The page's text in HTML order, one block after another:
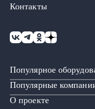
Популярное
Популярные
О проекте
Контакты